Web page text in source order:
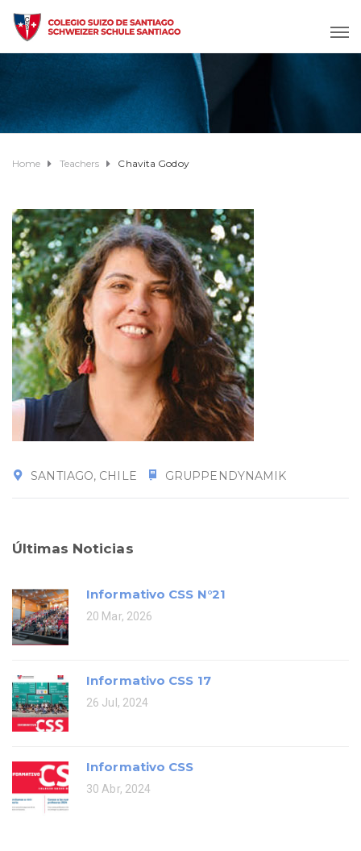
Home Teachers Chavita Godoy
SANTIAGO, CHILE GRUPPENDYNAMIK
Últimas Noticias
Informativo CSS N°21
20 Mar, 2026
Informativo CSS 17
26 Jul, 2024
Informativo CSS
30 Abr, 2024